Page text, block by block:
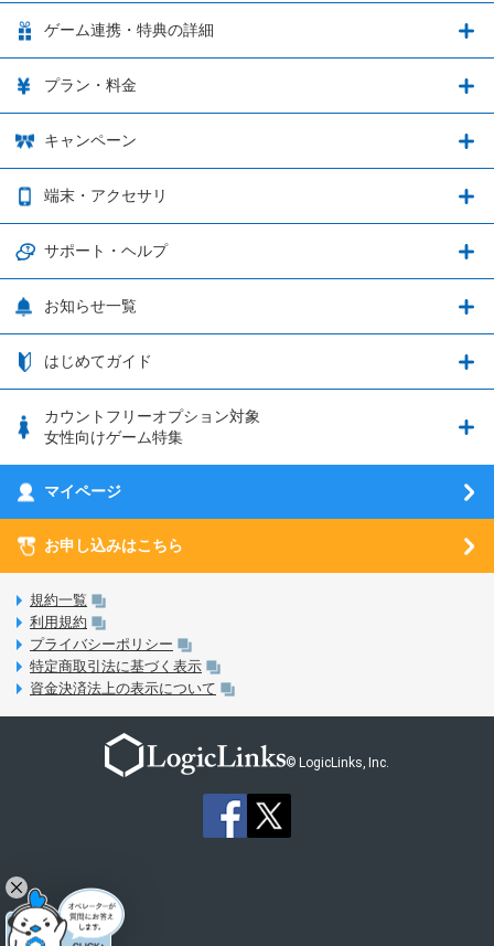
LinksMateの特徴
音声通話料金がもっとオトクに
データ通信容量繰り越し
通信エリアと通信速度状況
つながる端末保証
フィルタリングアプリ
5G回線オプションについて
LINE年齢認証について
LinksStoreについて
ゲーム連携・特典の詳細
ゲーム連携・特典の詳細
ブレイブソード×ブレイズソウル
ウマ娘 プリティーダービー
プリンセスコネクト！Re:Dive
釣り★スタ
ウマスクについて
プラン・料金
プラン・料金
3種類のSIMタイプ
日割り計算
キャンペーン
お得なキャンペーン実施中！
OPPO端末購入キャンペーン第5弾
端末・アクセサリ
端末・アクセサリ
iPhone利用について
動作確認済み端末一覧
サポート・ヘルプ
サポート・ヘルプ
nanoSIM･microSIM･通常SIMの初期設定方法
eSIMの初期設定方法
MVNOのギモンを解消！
3Dセキュアについて
未成年者の方のご契約
通信制限について
動作確認済み端末一覧
ご意見・ご要望
お知らせ一覧
お知らせ一覧
はじめてガイド
はじめてガイド
SIMサービスについて
SIMロック解除ガイド
LinksMateのサービスについて
LPについて
おすすめプラン
お申し込み方法
カウントフリーオプション対象
女性向けゲーム特集
刀剣乱舞-ONLINE- Pocket
あんさんぶるスターズ！！Music
マイページ
お申し込みはこちら
規約一覧
利用規約
プライバシーポリシー
特定商取引法に基づく表示
資金決済法上の表示について
© LogicLinks, Inc.